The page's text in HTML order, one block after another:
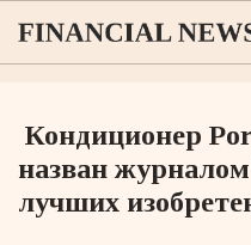
Кондиционер
назван
лучших